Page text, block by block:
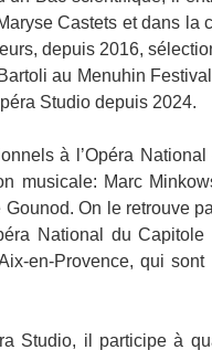
Castets et dans la
depuis 2016,
au Menuhin
Studio depuis 2024.
à l’Opéra
musicale: Marc
Gounod. On le retrouve
National du Capitole
en-Provence, qui
Studio, il participe à